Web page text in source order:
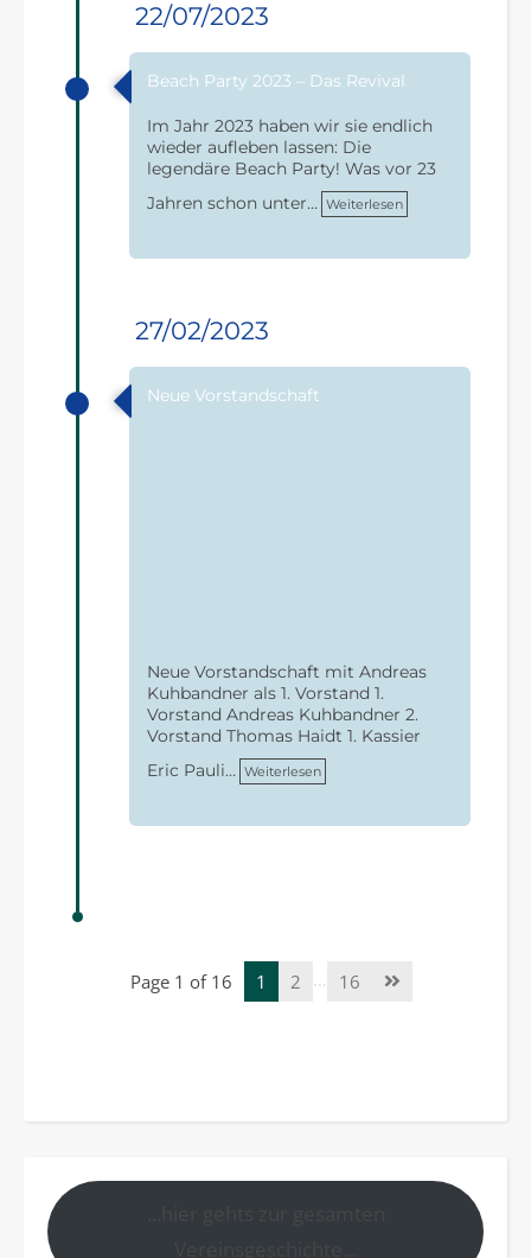
22/07/2023
Beach Party 2023 – Das Revival
Im Jahr 2023 haben wir sie endlich
wieder aufleben lassen: Die
legendäre Beach Party! Was vor 23
Jahren schon unter… Weiterlesen
27/02/2023
Neue Vorstandschaft
Neue Vorstandschaft mit Andreas
Kuhbandner als 1. Vorstand 1.
Vorstand Andreas Kuhbandner 2.
Vorstand Thomas Haidt 1. Kassier
Eric Pauli… Weiterlesen
Page 1 of 16 1 2 … 16